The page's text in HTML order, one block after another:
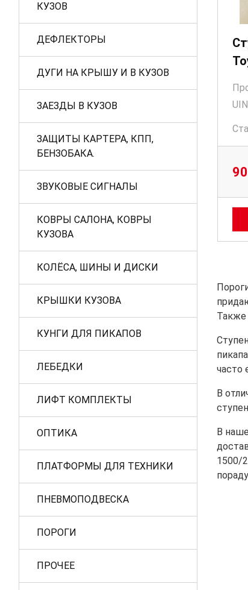
КУЗОВ
ДЕФЛЕКТОРЫ
ДУГИ НА КРЫШУ И В КУЗОВ
ЗАЕЗДЫ В КУЗОВ
ЗАЩИТЫ КАРТЕРА, КПП,
БЕНЗОБАКА.
ЗВУКОВЫЕ СИГНАЛЫ
КОВРЫ САЛОНА, КОВРЫ
КУЗОВА
КОЛЁСА, ШИНЫ И ДИСКИ
КРЫШКИ КУЗОВА
КУНГИ ДЛЯ ПИКАПОВ
ЛЕБЕДКИ
ЛИФТ КОМПЛЕКТЫ
ОПТИКА
ПЛАТФОРМЫ ДЛЯ ТЕХНИКИ
ПНЕВМОПОДВЕСКА
ПОРОГИ
ПРОЧЕЕ
UIN
Также
часто
В
В
1500/